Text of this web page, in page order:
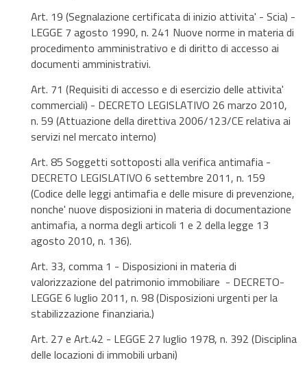
Art. 19 (Segnalazione certificata di inizio attivita' - Scia) -
LEGGE 7 agosto 1990, n. 241 Nuove norme in materia di
procedimento amministrativo e di diritto di accesso ai
documenti amministrativi.
Art. 71 (Requisiti di accesso e di esercizio delle attivita'
commerciali) - DECRETO LEGISLATIVO 26 marzo 2010,
n. 59 (Attuazione della direttiva 2006/123/CE relativa ai
servizi nel mercato interno)
Art. 85 Soggetti sottoposti alla verifica antimafia -
DECRETO LEGISLATIVO 6 settembre 2011, n. 159
(Codice delle leggi antimafia e delle misure di prevenzione,
nonche' nuove disposizioni in materia di documentazione
antimafia, a norma degli articoli 1 e 2 della legge 13
agosto 2010, n. 136).
Art. 33, comma 1 - Disposizioni in materia di
valorizzazione del patrimonio immobiliare - DECRETO-
LEGGE 6 luglio 2011, n. 98 (Disposizioni urgenti per la
stabilizzazione finanziaria.)
Art. 27 e Art.42 - LEGGE 27 luglio 1978, n. 392 (Disciplina
delle locazioni di immobili urbani)